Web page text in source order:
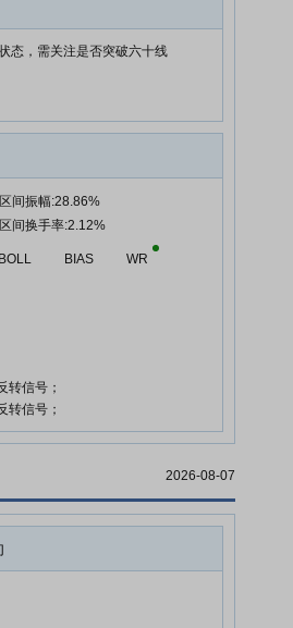
态，需关注是否突破六十线
区间振幅:28.86%
区间换手率:2.12%
BOLL BIAS
WR
转信号；
转信号；
2026-08-07